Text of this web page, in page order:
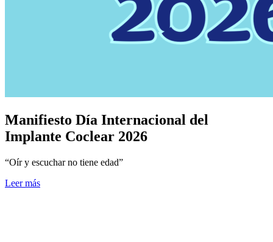
Manifiesto Día Internacional del
Implante Coclear 2026
“Oír y escuchar no tiene edad”
Leer más